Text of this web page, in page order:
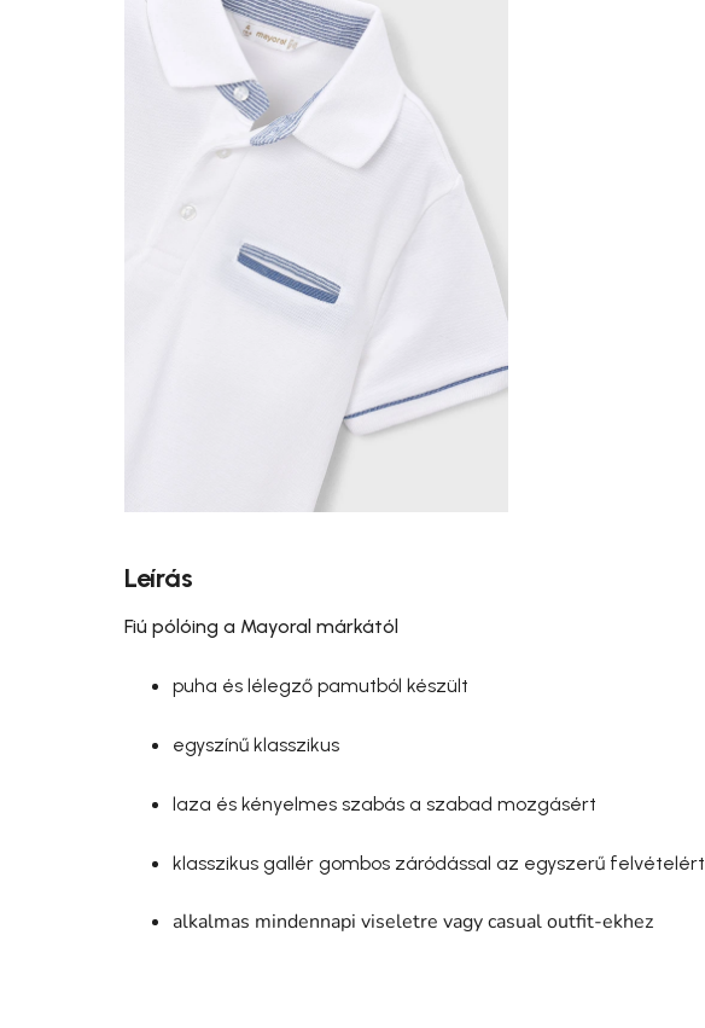
Leírás
Fiú pólóing a Mayoral márkától
puha és lélegző pamutból készült
egyszínű klasszikus
laza és kényelmes szabás a szabad mozgásért
klasszikus gallér gombos záródással az egyszerű felvételért
alkalmas mindennapi viseletre vagy casual outfit-ekhez